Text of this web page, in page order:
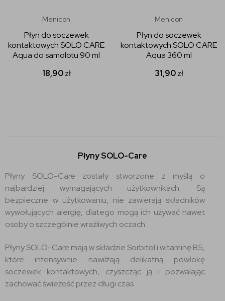
Menicon
Płyn do soczewek
kontaktowych SOLO CARE
Aqua do samolotu 90 ml
18,90zł
Menicon
Płyn do soczewek
kontaktowych SOLO CARE
Aqua 360 ml
31,90zł
Płyny SOLO-Care
Płyny SOLO-Care zostały stworzone z myślą o
najbardziej wymagających użytkownikach. Są
bezpieczne w użytkowaniu, nie zawierają składników
wywołujących alergię, dlatego mogą ich używać nawet
osoby o szczególnie wrażliwych oczach.
Płyny SOLO-Care mają w składzie Sorbitol i witaminę B5,
które intensywnie nawilżają delikatną powłokę
soczewek kontaktowych, czyszcząc ją i pozwalając
zachować świeżość przez długi czas.